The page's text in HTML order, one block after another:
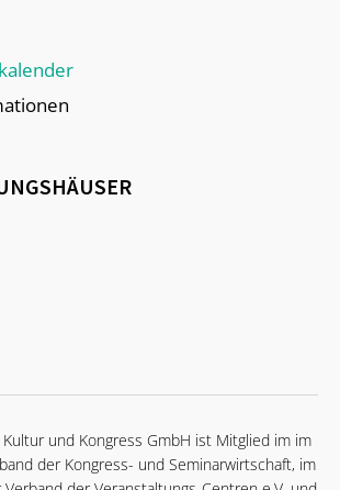
und Kongress GmbH ist Mitglied im im
der Kongress- und Seminarwirtschaft, im